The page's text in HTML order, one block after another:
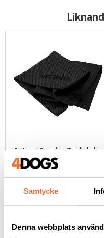
Samtycke
Denna webbplats
Artero Samba Torkduk
svart medium -
superabsorberande
129kr